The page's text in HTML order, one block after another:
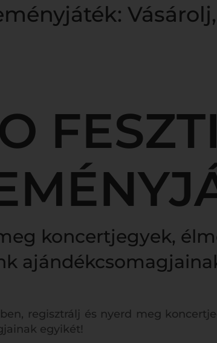
koncertjegyek,
regisztrálj és nyerd meg
egyikét!